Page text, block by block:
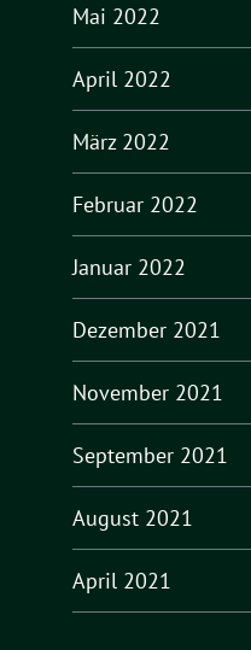
Mai 2022
April 2022
März 2022
Februar 2022
Januar 2022
Dezember 2021
November 2021
September 2021
August 2021
April 2021